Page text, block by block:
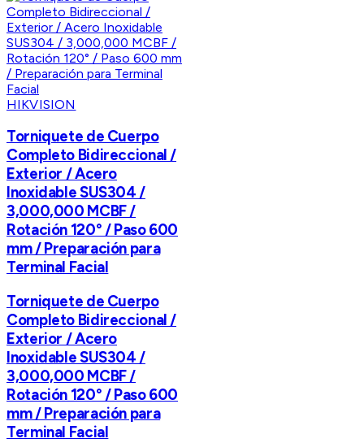
HIKVISION
Torniquete de Cuerpo
Completo Bidireccional /
Exterior / Acero
Inoxidable SUS304 /
3,000,000 MCBF /
Rotación 120° / Paso 600
mm / Preparación para
Terminal Facial
Torniquete de Cuerpo
Completo Bidireccional /
Exterior / Acero
Inoxidable SUS304 /
3,000,000 MCBF /
Rotación 120° / Paso 600
mm / Preparación para
Terminal Facial